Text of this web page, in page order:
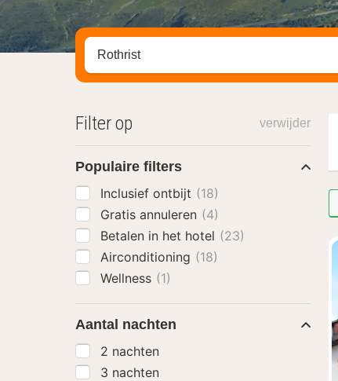
Zoek op hotel, regio of stad
Filter op verwijder
Populaire filters
Inclusief ontbijt (18)
Gratis annuleren (4)
Betalen in het hotel (23)
Airconditioning (18)
Wellness (1)
Aantal nachten
2 nachten
3 nachten